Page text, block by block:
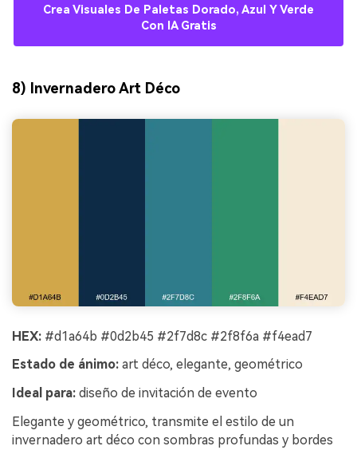
Crea Visuales De Paletas Dorado, Azul Y Verde
Con IA Gratis
8) Invernadero Art Déco
HEX: #d1a64b #0d2b45 #2f7d8c #2f8f6a #f4ead7
Estado de ánimo: art déco, elegante, geométrico
Ideal para: diseño de invitación de evento
Elegante y geométrico, transmite el estilo de un
invernadero art déco con sombras profundas y bordes